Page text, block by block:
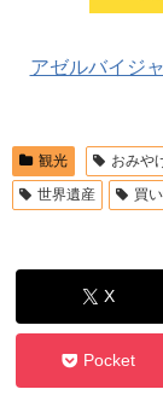
アゼルバイジ
観光 おみや
世界遺産
買
X
Pocket